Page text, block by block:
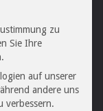
zu
Sie Ihre
auf unserer
andere uns
verbessern.